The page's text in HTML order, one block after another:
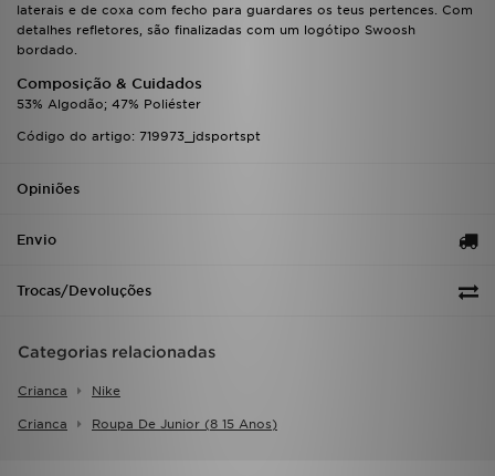
laterais e de coxa com fecho para guardares os teus pertences. Com
detalhes refletores, são finalizadas com um logótipo Swoosh
bordado.
Composição & Cuidados
53% Algodão; 47% Poliéster
Código do artigo: 719973_jdsportspt
Opiniões
Envio
Trocas/Devoluções
Categorias relacionadas
Crianca Nike
Crianca Roupa De Junior (8 15 Anos)